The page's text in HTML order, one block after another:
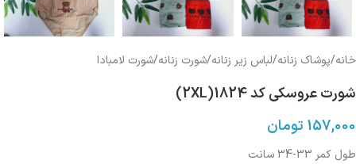
خانه/پوشاک زنانه/لباس زیر زنانه/شورت زنانه/شورت لامبادا
شورت عروسکی کد 1824(2XL)
157,000 تومان
طول کمر 33-34 سانت